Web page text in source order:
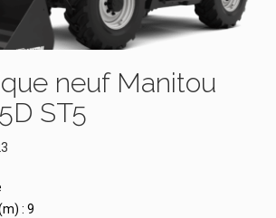
neuf Manitou
ST5
: 9